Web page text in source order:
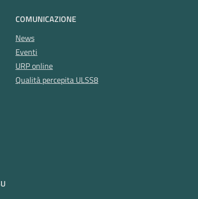
COMUNICAZIONE
News
Eventi
URP online
Qualità percepita ULSS8